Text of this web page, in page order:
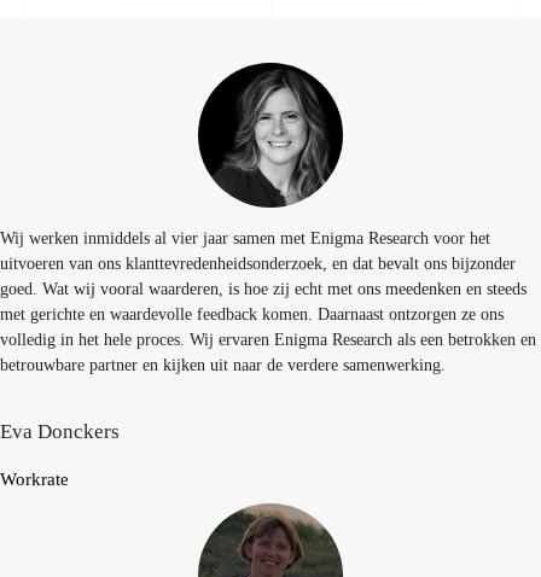
Wij werken inmiddels al vier jaar samen met Enigma Research voor het
uitvoeren van ons klanttevredenheidsonderzoek, en dat bevalt ons bijzonder
goed. Wat wij vooral waarderen, is hoe zij echt met ons meedenken en steeds
met gerichte en waardevolle feedback komen. Daarnaast ontzorgen ze ons
volledig in het hele proces. Wij ervaren Enigma Research als een betrokken en
betrouwbare partner en kijken uit naar de verdere samenwerking.
Eva Donckers
Workrate